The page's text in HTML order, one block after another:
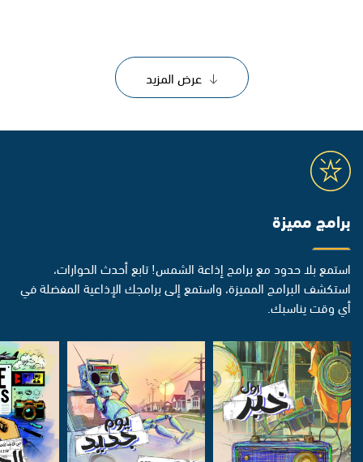
عرض المزيد
برامج مميزة
استمع بلا حدود مع برامج إذاعة الشمس! تابع أحدث الحوارات،
استكشف البرامج المميزة، واستمع إلى برامجك الإذاعية المفضلة في
أي وقت يناسبك.